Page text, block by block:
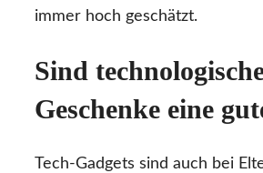
immer hoch geschätzt.
Sind
Geschenke eine
Tech-Gadgets sind auch bei